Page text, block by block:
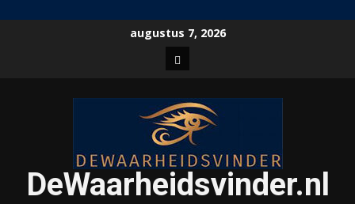
augustus 7, 2026
Home
DeWaarheidsvinder.nl